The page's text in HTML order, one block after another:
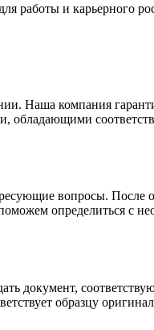
работы и карьерного
Наша компания
обладающими
вопросы.
определиться с
документ,
образцу